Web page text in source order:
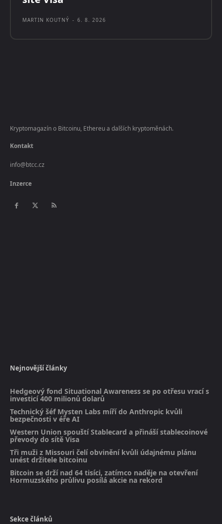
MARTIN KOUTNÝ - 6. 8. 2026
Kryptomagazín o Bitcoinu, Ethereu a dalších kryptoměnách.
Kontakt
info@btcc.cz
Inzerce
Nejnovější články
Hedgeový fond Situational Awareness se po otřesu vrací s
investicí 400 milionů dolarů
Technický šéf Mysten Labs míří do Anthropic kvůli
bezpečnosti v éře AI
Western Union spouští Stablecard a přináší stablecoinové
převody do sítě Visa
Tři muži z Missouri čelí obvinění kvůli údajnému plánu
unést držitele bitcoinu
Bitcoin se drží nad 64 tisíci, zatímco naděje na otevření
Hormuzského průlivu posílá akcie na rekord
Sekce článků